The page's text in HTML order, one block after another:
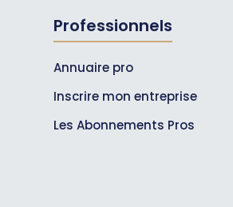
Professionnels
Annuaire pro
Inscrire mon entreprise
Les Abonnements Pros